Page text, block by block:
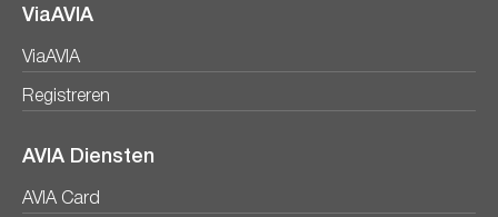
ViaAVIA
ViaAVIA
Registreren
AVIA Diensten
AVIA Card